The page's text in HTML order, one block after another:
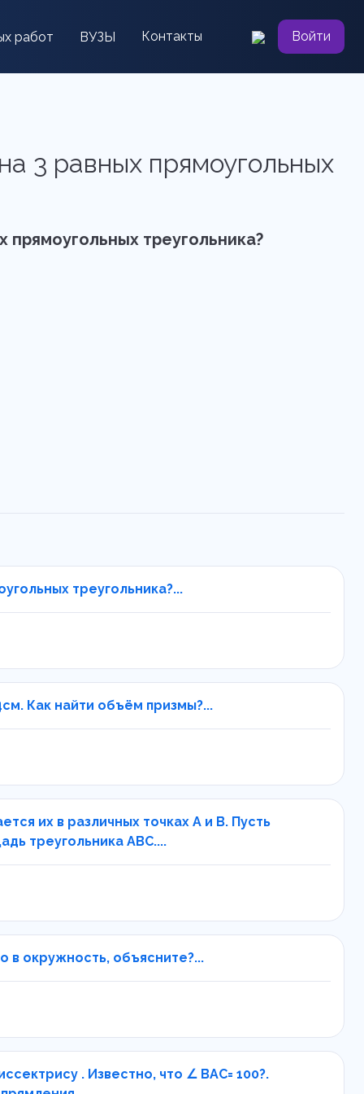
работ ВУЗЫ Контакты Войти
3 равных прямоугольных
треугольника?
треугольника?...
Как найти объём призмы?...
их в различных точках А и В. Пусть
треугольника АВС....
в окружность, объясните?...
. Известно, что ∠ BAC= 100?.